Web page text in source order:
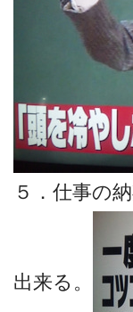
５．仕事の
出来る。